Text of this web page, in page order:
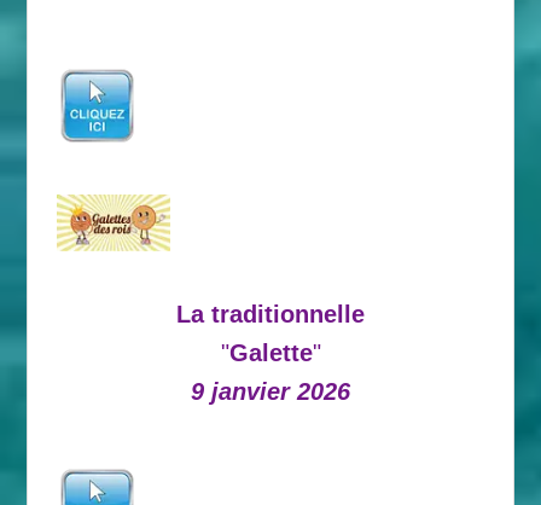
La traditionnelle
"Galette"
9 janvier 2026